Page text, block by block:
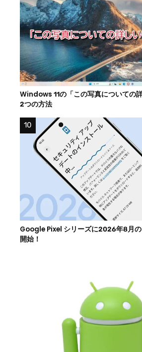
Windows 11の「この写真についての
2つの方法
Google Pixel シリーズに2026年8月
開始！